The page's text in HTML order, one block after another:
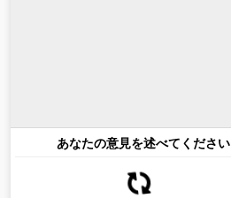
あなたの意見を述べてください